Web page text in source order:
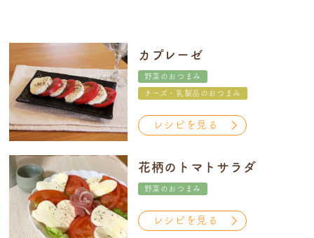
カプレーゼ
野菜のおつまみ
チーズ・乳製品のおつまみ
レシピを見る
花柄のトマトサラダ
野菜のおつまみ
レシピを見る